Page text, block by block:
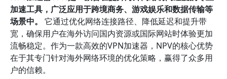
加速工具，广泛应用于跨境商务、游戏娱乐和数据传输等
场景中。
它通过优化网络连接路径、降低延迟和提升带
宽，确保用户在海外访问国内资源或国际网站时体验更加
流畅稳定。作为一款高效的VPN加速器，NPV的核心优势
在于其专门针对海外网络环境的优化策略，赢得了众多用
户的信赖。